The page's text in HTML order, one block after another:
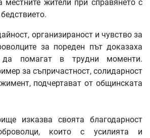
местните жители при справянето с
организираност и чувство за
за пореден път доказаха
да помагат в трудни моменти.
за съпричастност, солидарност
подчертават от общинската
изказва своята благодарност
които с усилията и